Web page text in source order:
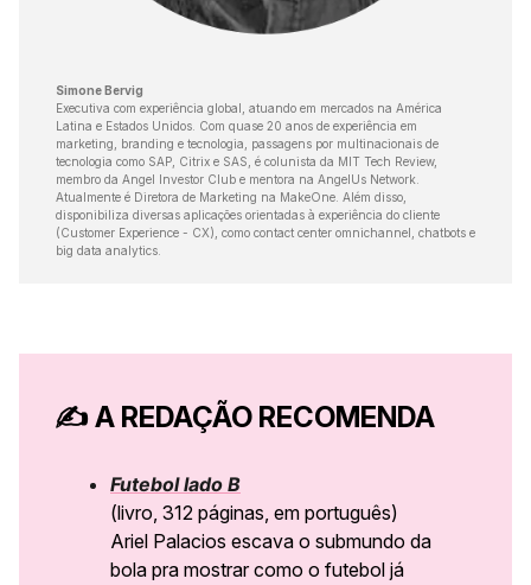
Simone Bervig
Executiva com experiência global, atuando em mercados na América
Latina e Estados Unidos. Com quase 20 anos de experiência em
marketing, branding e tecnologia, passagens por multinacionais de
tecnologia como SAP, Citrix e SAS, é colunista da MIT Tech Review,
membro da Angel Investor Club e mentora na AngelUs Network.
Atualmente é Diretora de Marketing na MakeOne. Além disso,
disponibiliza diversas aplicações orientadas à experiência do cliente
(Customer Experience - CX), como contact center omnichannel, chatbots e
big data analytics.
✍️A REDAÇÃO RECOMENDA
Futebol lado B
(livro, 312 páginas, em português)
Ariel Palacios escava o submundo da
bola pra mostrar como o futebol já